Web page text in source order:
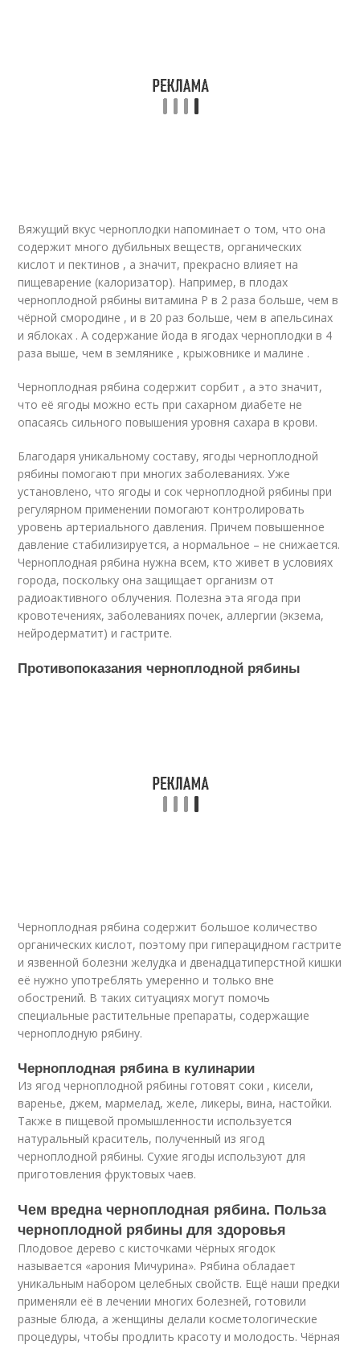
Вяжущий вкус черноплодки напоминает о том, что она
содержит много дубильных веществ, органических
кислот и пектинов , а значит, прекрасно влияет на
пищеварение (калоризатор). Например, в плодах
черноплодной рябины витамина P в 2 раза больше, чем в
чёрной смородине , и в 20 раз больше, чем в апельсинах
и яблоках . А содержание йода в ягодах черноплодки в 4
раза выше, чем в землянике , крыжовнике и малине .
Черноплодная рябина содержит сорбит , а это значит,
что её ягоды можно есть при сахарном диабете не
опасаясь сильного повышения уровня сахара в крови.
Благодаря уникальному составу, ягоды черноплодной
рябины помогают при многих заболеваниях. Уже
установлено, что ягоды и сок черноплодной рябины при
регулярном применении помогают контролировать
уровень артериального давления. Причем повышенное
давление стабилизируется, а нормальное – не снижается.
Черноплодная рябина нужна всем, кто живет в условиях
города, поскольку она защищает организм от
радиоактивного облучения. Полезна эта ягода при
кровотечениях, заболеваниях почек, аллергии (экзема,
нейродерматит) и гастрите.
Противопоказания черноплодной рябины
Черноплодная рябина содержит большое количество
органических кислот, поэтому при гиперацидном гастрите
и язвенной болезни желудка и двенадцатиперстной кишки
её нужно употреблять умеренно и только вне
обострений. В таких ситуациях могут помочь
специальные растительные препараты, содержащие
черноплодную рябину.
Черноплодная рябина в кулинарии
Из ягод черноплодной рябины готовят соки , кисели,
варенье, джем, мармелад, желе, ликеры, вина, настойки.
Также в пищевой промышленности используется
натуральный краситель, полученный из ягод
черноплодной рябины. Сухие ягоды используют для
приготовления фруктовых чаев.
Чем вредна черноплодная рябина. Польза
черноплодной рябины для здоровья
Плодовое дерево с кисточками чёрных ягодок
называется «арония Мичурина». Рябина обладает
уникальным набором целебных свойств. Ещё наши предки
применяли её в лечении многих болезней, готовили
разные блюда, а женщины делали косметологические
процедуры, чтобы продлить красоту и молодость. Чёрная